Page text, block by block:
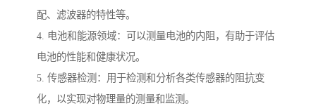
配、滤波器的特性等。
4. 电池和能源领域：可以测量电池的内阻，有助于评估
电池的性能和健康状况。
5. 传感器检测：用于检测和分析各类传感器的阻抗变
化，以实现对物理量的测量和监测。